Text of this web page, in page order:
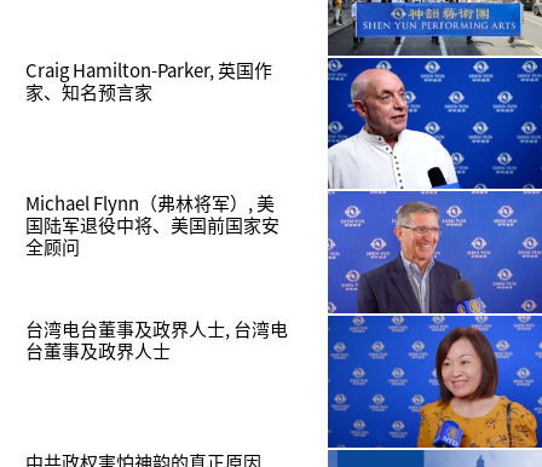
Craig Hamilton-Parker, 英国作
家、知名预言家
Michael Flynn（弗林将军）, 美
国陆军退役中将、美国前国家安
全顾问
台湾电台董事及政界人士, 台湾电
台董事及政界人士
中共政权害怕神韵的真正原因